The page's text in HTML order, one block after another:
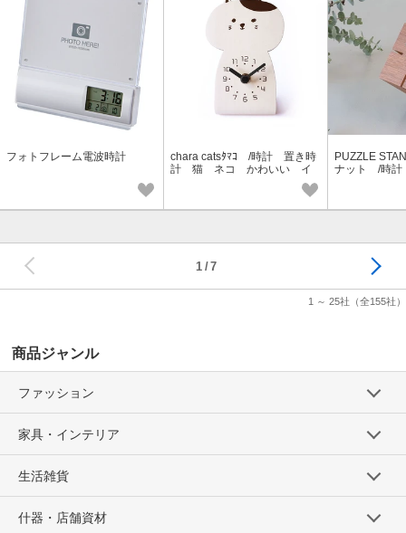
フォトフレーム電波時計
chara catsﾀﾏｺ /時計 置き時
計 猫 ネコ かわいい イ
PUZZLE
ナット /時
1 ～ 25社 （全155社）
1 7
商品ジャンル
ファッション
家具・インテリア
生活雑貨
什器・店舗資材